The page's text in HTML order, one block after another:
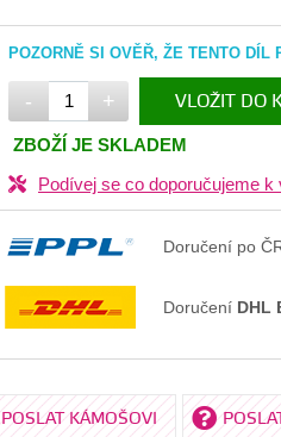
POZORNĚ SI OVĚŘ, ŽE TENTO DÍL
- + VLOŽIT DO
ZBOŽÍ JE SKLADEM
Podívej se co doporučujeme k
Doručení po
Doručení DHL
POSLAT KÁMOŠOVI